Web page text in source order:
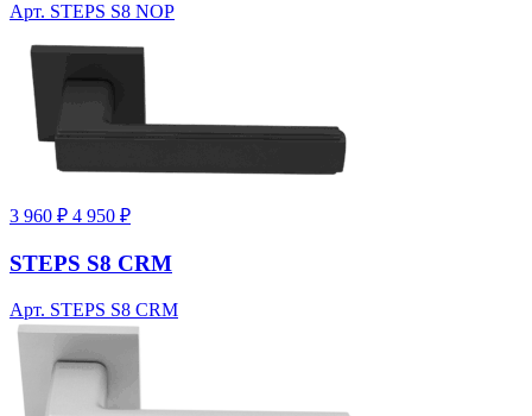
Арт. STEPS S8 NOP
3 960 ₽ 4 950 ₽
STEPS S8 CRM
Арт. STEPS S8 CRM